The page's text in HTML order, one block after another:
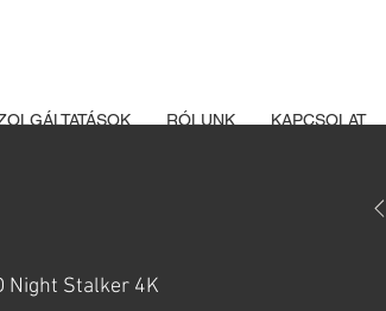
RÓLUNK KAPCSOLAT
Night Stalker 4K